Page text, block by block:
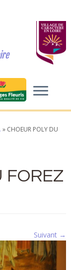
» CHOEUR POLY DU
FOREZ
Suivant →